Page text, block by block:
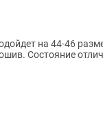
на 44-46
Состояние